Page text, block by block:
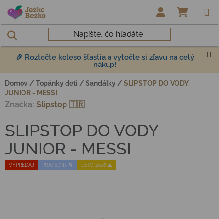
Prejsť na obsah
🎉 Roztočte koleso šťastia a vytočte si zľavu na celý
nákup!
Domov / Topánky deti / Sandálky / SLIPSTOP DO VODY
JUNIOR - MESSI
VÝPREDAJ PRATEĽNÉ 🌀 LETO 2026 🌊
SLIPSTOP DO VODY
JUNIOR - MESSI
Značka: Slipstop 🇹🇷